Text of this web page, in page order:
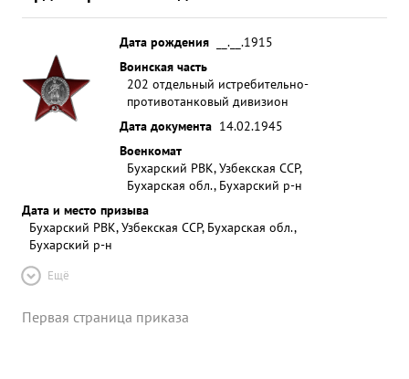
Дата рождения
__.__.1915
Воинская часть
202 отдельный истребительно-
противотанковый дивизион
Дата документа 14.02.1945
Военкомат
Бухарский РВК, Узбекская ССР,
Бухарская обл., Бухарский р-н
Дата и место призыва
Бухарский РВК, Узбекская ССР, Бухарская обл.,
Бухарский р-н
Ещё
Первая страница приказа